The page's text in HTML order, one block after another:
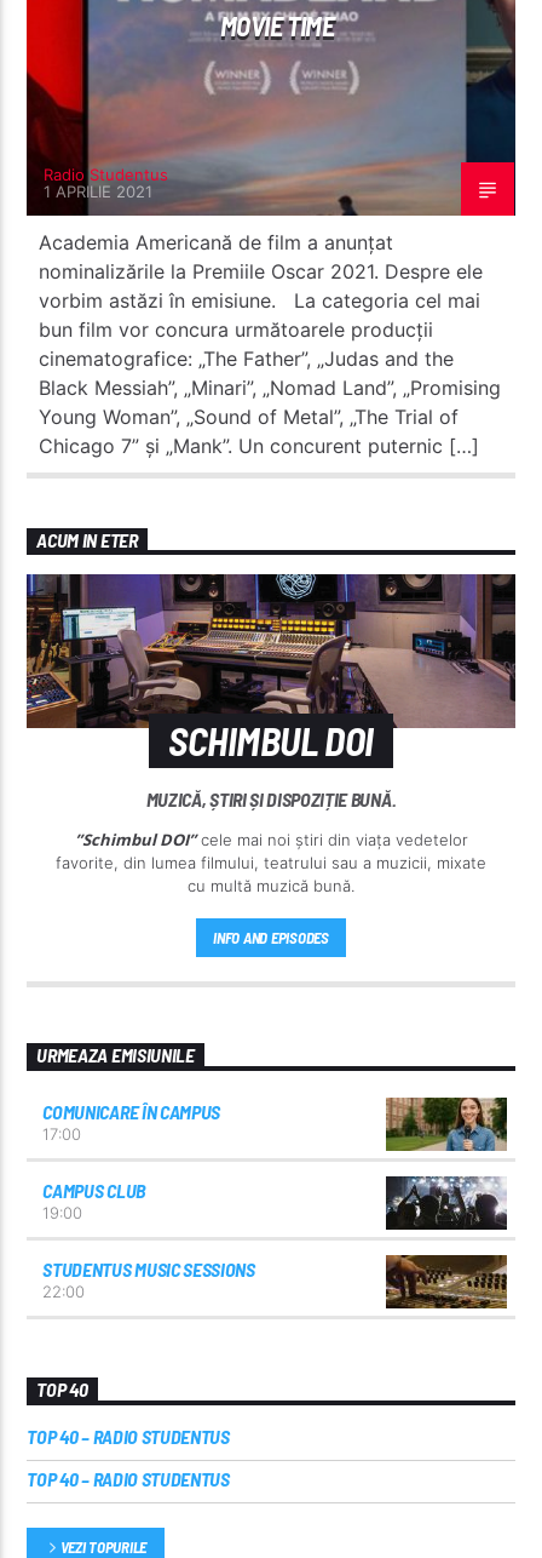
MOVIE TIME
Radio Studentus
1 APRILIE 2021
Academia Americană de film a anunţat
nominalizările la Premiile Oscar 2021. Despre ele
vorbim astăzi în emisiune. La categoria cel mai
bun film vor concura următoarele producţii
cinematografice: „The Father”, „Judas and the
Black Messiah”, „Minari”, „Nomad Land”, „Promising
Young Woman”, „Sound of Metal”, „The Trial of
Chicago 7” şi „Mank”. Un concurent puternic […]
ACUM IN ETER
SCHIMBUL DOI
MUZICĂ, ȘTIRI ȘI DISPOZIȚIE BUNĂ.
”Schimbul DOI”cele mai noi știri din viața vedetelor
favorite, din lumea filmului, teatrului sau a muzicii, mixate
cu multă muzică bună.
INFO AND EPISODES
URMEAZA EMISIUNILE
COMUNICARE ÎN CAMPUS
17:00
CAMPUS CLUB
19:00
STUDENTUS MUSIC SESSIONS
22:00
TOP 40
TOP 40 – RADIO STUDENTUS
TOP 40 – RADIO STUDENTUS
VEZI TOPURILE